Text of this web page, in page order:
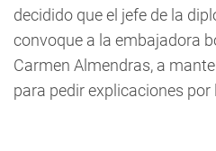
decidido que el jefe de la
convoque a la embajadora
Carmen Almendras, a
para pedir explicaciones por